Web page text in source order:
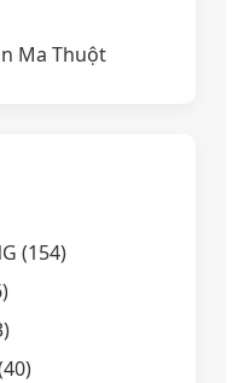
Ma Thuột
(154)